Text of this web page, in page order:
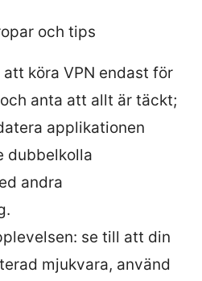
och tips
köra VPN endast för
anta att allt är täckt;
applikationen
dubbelkolla
andra
se till att din
mjukvara, använd